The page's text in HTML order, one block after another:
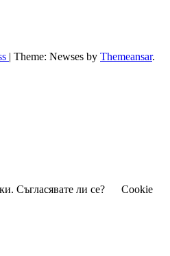
| Theme: Newses by Themeansar.
Съгласявате ли се?
Cookie